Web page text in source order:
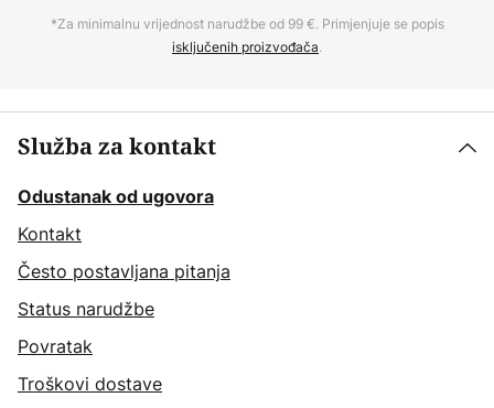
*Za minimalnu vrijednost narudžbe od 99 €. Primjenjuje se popis
isključenih proizvođača.
Služba za kontakt
Odustanak od ugovora
Kontakt
Često postavljana pitanja
Status narudžbe
Povratak
Troškovi dostave